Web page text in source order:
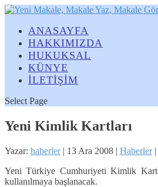
ANASAYFA
HAKKIMIZDA
HUKUKSAL
KÜNYE
İLETİŞİM
Select Page
Yeni Kimlik Kartları
Yazar: haberler| 13 Ara 2008 | Haberler|
Yeni Türkiye Cumhuriyeti Kimlik
kullanılmaya başlanacak.